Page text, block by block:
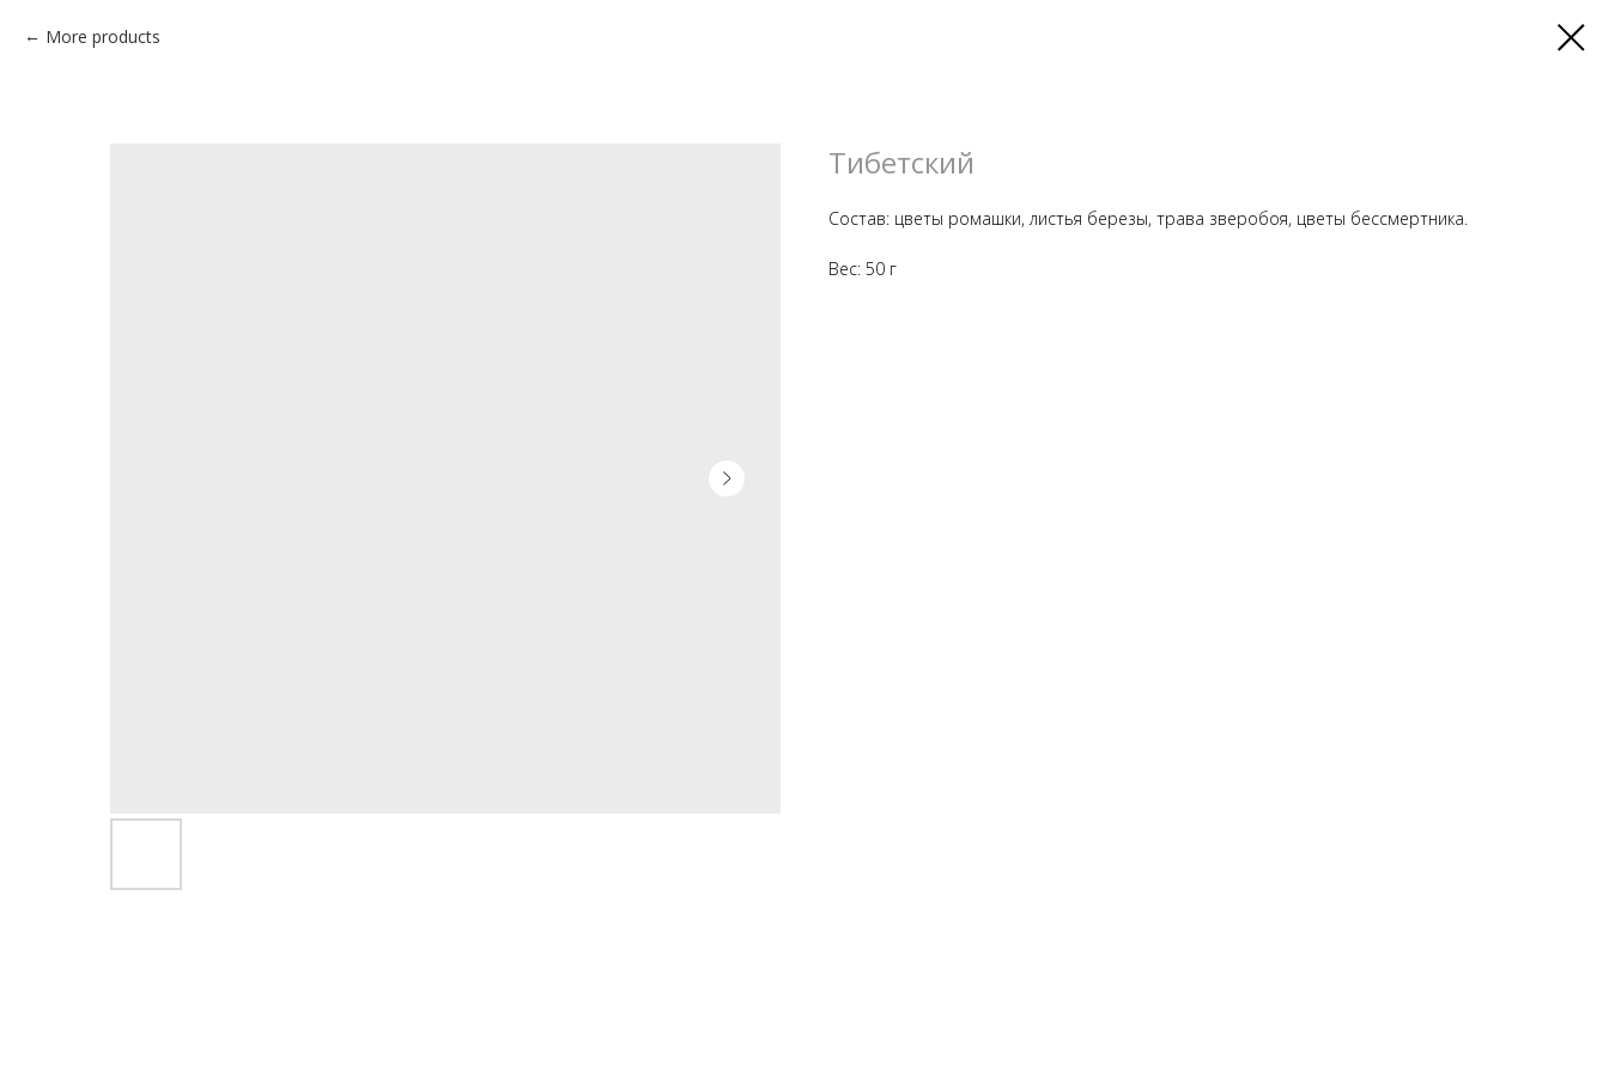
More products
Тибетский
Состав: цветы ромашки, листья березы, трава зверобоя, цветы бессмертника.
Вес: 50 г